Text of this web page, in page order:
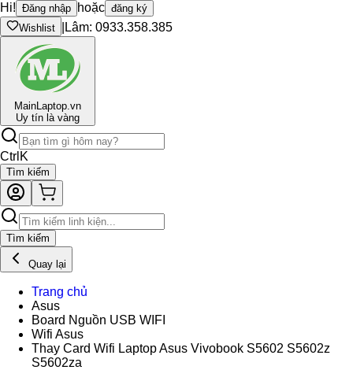
Hi! Đăng nhập hoặc đăng ký
Wishlist
Lâm: 0933.358.385
MainLaptop.vn
Uy tín là vàng
Ctrl K
Tìm kiếm
Tìm kiếm
Quay lại
Trang chủ
Asus
Board Nguồn USB WIFI
Wifi Asus
Thay Card Wifi Laptop Asus Vivobook S5602 S5602z
S5602za